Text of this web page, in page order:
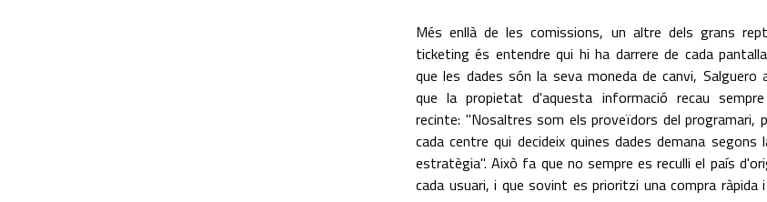
Més enllà de les comissions, un altre dels grans
ticketing és entendre qui hi ha darrere de cada
que les dades són la seva moneda de canvi, Salguero
que la propietat d'aquesta informació recau
recinte: "Nosaltres som els proveïdors del programari,
cada centre qui decideix quines dades demana segons
estratègia". Això fa que no sempre es reculli el país
cada usuari, i que sovint es prioritzi una compra ràpida